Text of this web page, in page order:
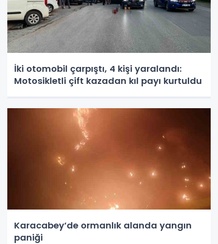
İki otomobil çarpıştı, 4 kişi yaralandı:
Motosikletli çift kazadan kıl payı kurtuldu
Karacabey’de ormanlık alanda yangın
paniği